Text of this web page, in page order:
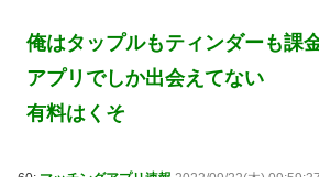
俺はタップルもティンダーも課
アプリでしか出会えてない
有料はくそ